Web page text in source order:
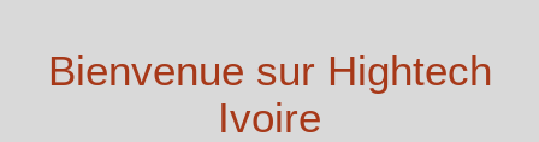
Bienvenue sur Hightech
Ivoire